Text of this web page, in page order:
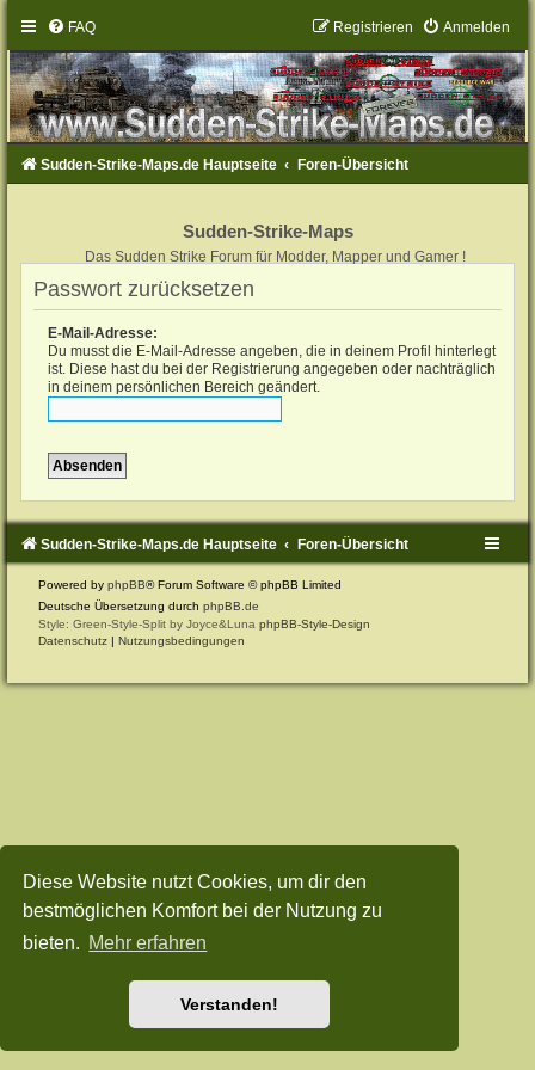
Diese Website nutzt Cookies, um dir den
bestmöglichen Komfort bei der Nutzung zu
bieten. Mehr erfahren
Verstanden!
FAQ Anmelden
Registrieren
Sudden-Strike-Maps.de Hauptseite Foren-Übersicht
Sudden-Strike-Maps
Das Sudden Strike Forum für Modder, Mapper und Gamer !
Passwort zurücksetzen
E-Mail-Adresse:
Du musst die E-Mail-Adresse angeben, die in deinem Profil hinterlegt
ist. Diese hast du bei der Registrierung angegeben oder nachträglich
in deinem persönlichen Bereich geändert.
Sudden-Strike-Maps.de Hauptseite Foren-Übersicht
Powered byphpBB® Forum Software © phpBB Limited
Deutsche Übersetzung durchphpBB.de
Style: Green-Style-Split by Joyce&LunaphpBB-Style-Design
Datenschutz |Nutzungsbedingungen